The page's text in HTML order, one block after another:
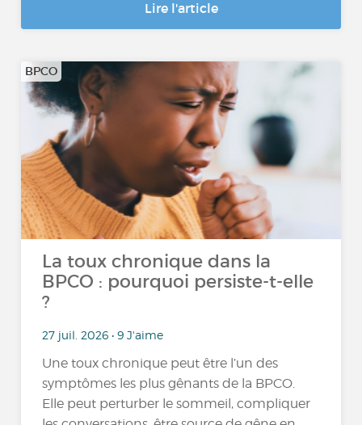
Lire l'article
BPCO
La toux chronique dans la
BPCO : pourquoi persiste-t-elle
?
27 juil. 2026 • 9 J'aime
Une toux chronique peut être l’un des
symptômes les plus gênants de la BPCO.
Elle peut perturber le sommeil, compliquer